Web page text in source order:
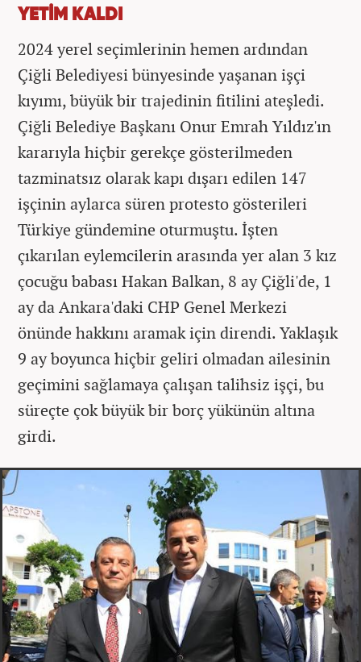
YETİM KALDI
2024 yerel seçimlerinin hemen ardından
Çiğli Belediyesi bünyesinde yaşanan işçi
kıyımı, büyük bir trajedinin fitilini ateşledi.
Çiğli Belediye Başkanı Onur Emrah Yıldız'ın
kararıyla hiçbir gerekçe gösterilmeden
tazminatsız olarak kapı dışarı edilen 147
işçinin aylarca süren protesto gösterileri
Türkiye gündemine oturmuştu. İşten
çıkarılan eylemcilerin arasında yer alan 3 kız
çocuğu babası Hakan Balkan, 8 ay Çiğli'de, 1
ay da Ankara'daki CHP Genel Merkezi
önünde hakkını aramak için direndi. Yaklaşık
9 ay boyunca hiçbir geliri olmadan ailesinin
geçimini sağlamaya çalışan talihsiz işçi, bu
süreçte çok büyük bir borç yükünün altına
girdi.